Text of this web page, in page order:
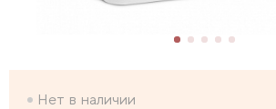
Нет в наличии